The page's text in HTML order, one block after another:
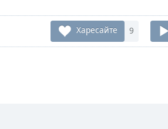
Харесайте 9